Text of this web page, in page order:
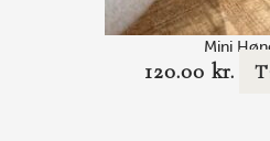
Mini
120.00 kr.